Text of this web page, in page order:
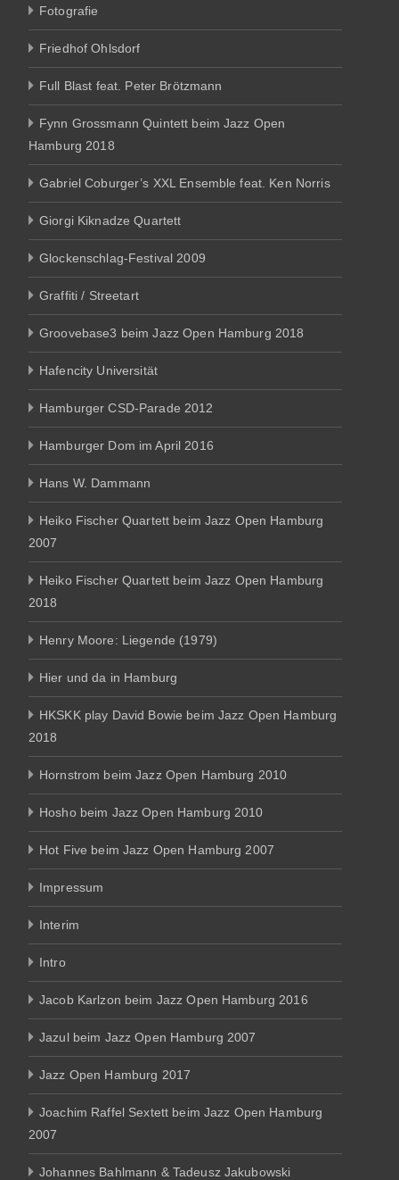
Fotografie
Friedhof Ohlsdorf
Full Blast feat. Peter Brötzmann
Fynn Grossmann Quintett beim Jazz Open
Hamburg 2018
Gabriel Coburger’s XXL Ensemble feat. Ken Norris
Giorgi Kiknadze Quartett
Glockenschlag-Festival 2009
Graffiti / Streetart
Groovebase3 beim Jazz Open Hamburg 2018
Hafencity Universität
Hamburger CSD-Parade 2012
Hamburger Dom im April 2016
Hans W. Dammann
Heiko Fischer Quartett beim Jazz Open Hamburg
2007
Heiko Fischer Quartett beim Jazz Open Hamburg
2018
Henry Moore: Liegende (1979)
Hier und da in Hamburg
HKSKK play David Bowie beim Jazz Open Hamburg
2018
Hornstrom beim Jazz Open Hamburg 2010
Hosho beim Jazz Open Hamburg 2010
Hot Five beim Jazz Open Hamburg 2007
Impressum
Interim
Intro
Jacob Karlzon beim Jazz Open Hamburg 2016
Jazul beim Jazz Open Hamburg 2007
Jazz Open Hamburg 2017
Joachim Raffel Sextett beim Jazz Open Hamburg
2007
Johannes Bahlmann & Tadeusz Jakubowski